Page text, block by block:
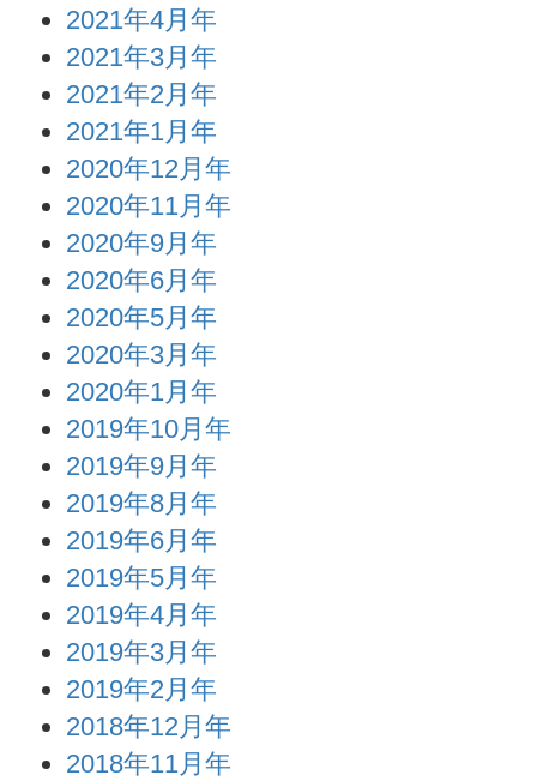
2021年4月年
2021年3月年
2021年2月年
2021年1月年
2020年12月年
2020年11月年
2020年9月年
2020年6月年
2020年5月年
2020年3月年
2020年1月年
2019年10月年
2019年9月年
2019年8月年
2019年6月年
2019年5月年
2019年4月年
2019年3月年
2019年2月年
2018年12月年
2018年11月年